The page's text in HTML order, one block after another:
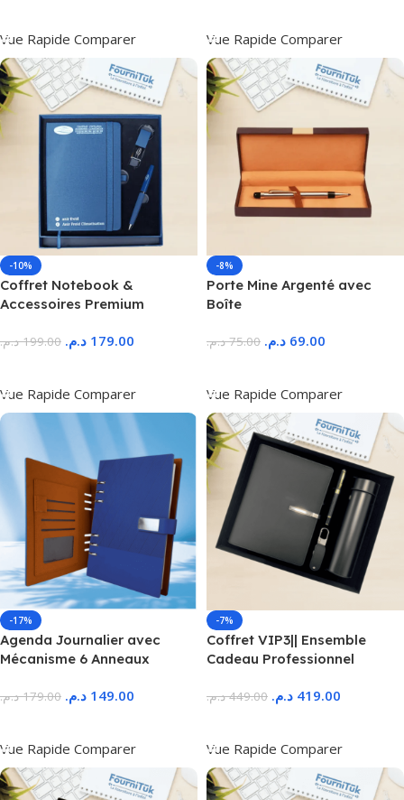
Vue Rapide Comparer Vue Rapide Comparer
-10%
Coffret Notebook &
Accessoires Premium
199.00 د.م. 179.00 د.م.
Vue Rapide Comparer
-8%
Porte Mine Argenté avec
Boîte
75.00 د.م. 69.00 د.م.
Vue Rapide Comparer
-17%
Agenda Journalier avec
Mécanisme 6 Anneaux
179.00 د.م. 149.00 د.م.
Vue Rapide Comparer
-7%
Coffret VIP3|| Ensemble
Cadeau Professionnel
449.00 د.م. 419.00 د.م.
Vue Rapide Comparer